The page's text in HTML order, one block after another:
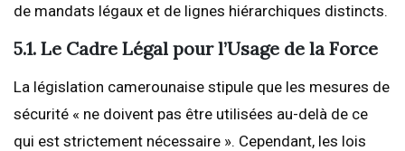
de mandats légaux et de lignes hiérarchiques distincts.
5.1. Le Cadre Légal pour l’Usage de la Force
La législation camerounaise stipule que les mesures de
sécurité « ne doivent pas être utilisées au-delà de ce
qui est strictement nécessaire ». Cependant, les lois